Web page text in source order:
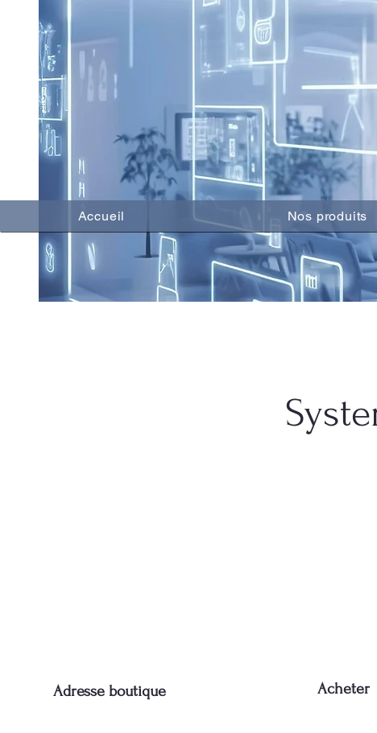
Accueil Nos produits
Adresse boutique Acheter